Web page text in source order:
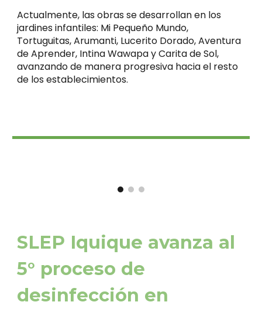
Actualmente, las obras se desarrollan en los
jardines infantiles: Mi Pequeño Mundo,
Tortuguitas, Arumanti, Lucerito Dorado, Aventura
de Aprender, Intina Wawapa y Carita de Sol,
avanzando de manera progresiva hacia el resto
de los establecimientos.
SLEP Iquique avanza al
5° proceso de
desinfección en